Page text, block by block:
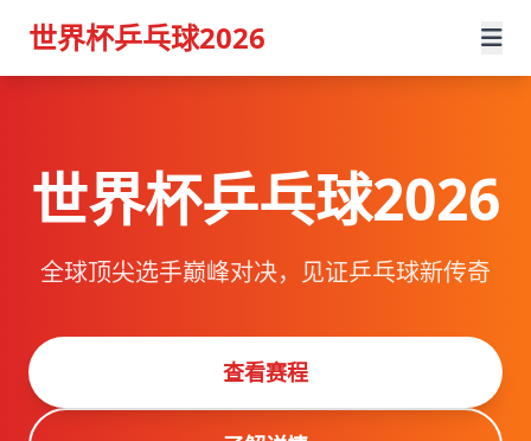
世界杯乒乓球2026
世界杯乒乓球2026
全球顶尖选手巅峰对决，见证乒乓球新传奇
查看赛程